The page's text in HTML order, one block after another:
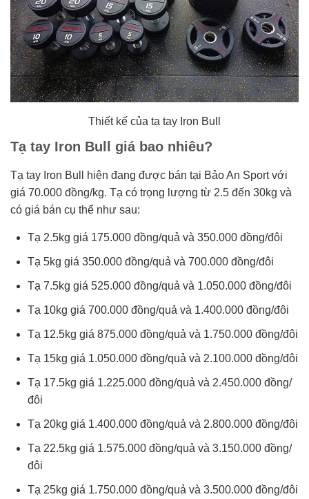
Thiết kế của tạ tay Iron Bull
Tạ tay Iron Bull giá bao nhiêu?
Tạ tay Iron Bull hiện đang được bán tại Bảo An Sport với
giá 70.000 đồng/kg. Tạ có trọng lượng từ 2.5 đến 30kg và
có giá bán cụ thể như sau:
Tạ 2.5kg giá 175.000 đồng/quả và 350.000 đồng/đôi
Tạ 5kg giá 350.000 đồng/quả và 700.000 đồng/đôi
Tạ 7.5kg giá 525.000 đồng/quả và 1.050.000 đồng/đôi
Tạ 10kg giá 700.000 đồng/quả và 1.400.000 đồng/đôi
Tạ 12.5kg giá 875.000 đồng/quả và 1.750.000 đồng/đôi
Tạ 15kg giá 1.050.000 đồng/quả và 2.100.000 đồng/đôi
Tạ 17.5kg giá 1.225.000 đồng/quả và 2.450.000 đồng/
đôi
Tạ 20kg giá 1.400.000 đồng/quả và 2.800.000 đồng/đôi
Tạ 22.5kg giá 1.575.000 đồng/quả và 3.150.000 đồng/
đôi
Tạ 25kg giá 1.750.000 đồng/quả và 3.500.000 đồng/đôi